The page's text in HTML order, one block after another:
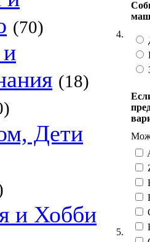
(70)
(18)
Дети
и Хобби
4.
5.